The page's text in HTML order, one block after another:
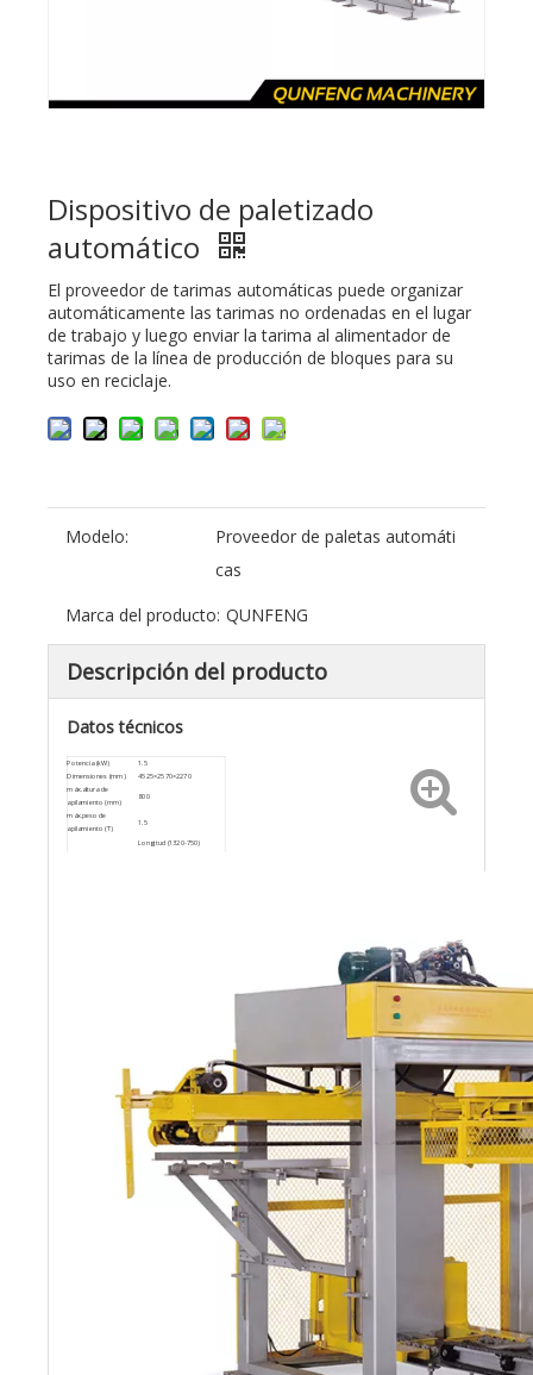
Dispositivo de paletizado
automático
El proveedor de tarimas automáticas puede organizar
automáticamente las tarimas no ordenadas en el lugar
de trabajo y luego enviar la tarima al alimentador de
tarimas de la línea de producción de bloques para su
uso en reciclaje.
Modelo:
Proveedor de paletas automáti
cas
Marca del producto: QUNFENG
Descripción del producto
Datos técnicos
Potencia (kW)
1.5
Dimensiones (mm)
4525×2570×2270
máx.altura de
apilamiento (mm)
800
máx.peso de
apilamiento (T)
1.5
Longitud (1320-750)